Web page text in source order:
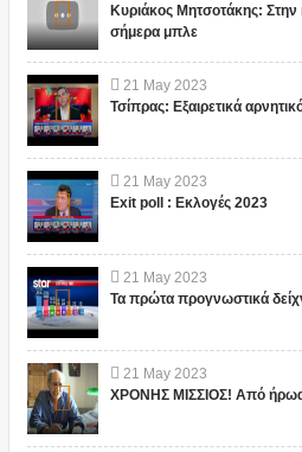
Κυριάκος Μητσοτάκης: Στην
σήμερα μπλε
21 May 2023
Τσίπρας: Εξαιρετικά
21 May 2023
Exit poll : Εκλογές 2023
21 May 2023
Τα πρώτα προγνωστικά
21 May 2023
ΧΡΟΝΗΣ ΜΙΣΣΙΟΣ! Από